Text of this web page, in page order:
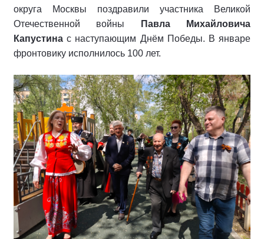
округа Москвы поздравили участника Великой
Отечественной войны
Павла Михайловича
Капустина с наступающим Днём Победы. В январе
фронтовику исполнилось 100 лет.